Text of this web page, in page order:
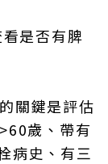
是否有脾
關鍵是評估
歲、帶有
病史、有三